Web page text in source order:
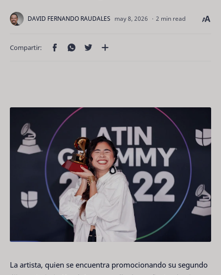
2 min read
La artista, quien se encuentra promocionando su segundo